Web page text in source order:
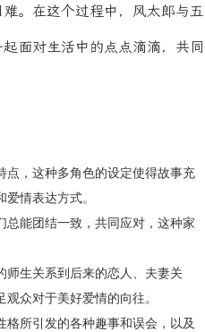
。在这个过程中，风太郎与五
面对生活中的点点滴滴，共同
点，这种多角色的设定使得故事充
情表达方式。
总能团结一致，共同应对，这种家
师生关系到后来的恋人、夫妻关
众对于美好爱情的向往。
格所引发的各种趣事和误会，以及